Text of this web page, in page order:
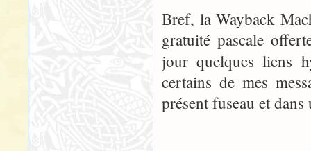
Bref, la Wayback
gratuité pascale
jour quelques liens
certains de mes
présent fuseau et